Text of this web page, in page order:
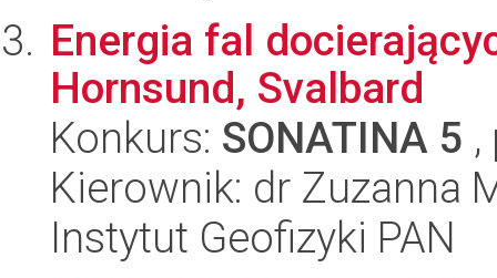
Energia fal
Hornsund, Svalbard
Konkurs: SONATINA 5
Kierownik: dr Zuzanna
Instytut Geofizyki PAN